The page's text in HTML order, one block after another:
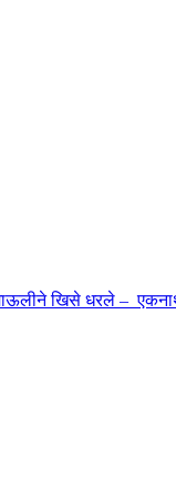
खिसे धरले –